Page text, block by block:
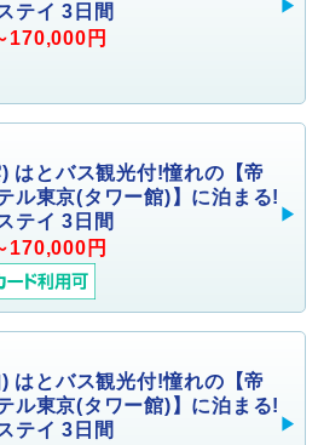
テイ 3日間
170,000円
はとバス観光付!憧れの【帝
ル東京(タワー館)】に泊まる!
テイ 3日間
170,000円
はとバス観光付!憧れの【帝
ル東京(タワー館)】に泊まる!
テイ 3日間